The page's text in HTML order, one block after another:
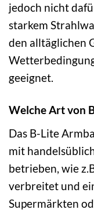
jedoch nicht
starkem
den alltäglichen
geeignet.
Welche Art von
Das B-Lite
mit
betrieben, wie
verbreitet und
Supermärkten